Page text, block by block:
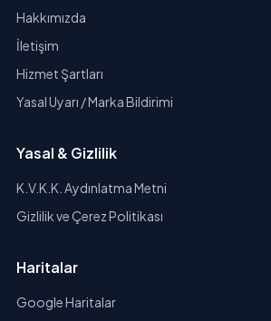
Hakkımızda
İletişim
Hizmet Şartları
Yasal Uyarı / Marka Bildirimi
Yasal & Gizlilik
K.V.K.K. Aydınlatma Metni
Gizlilik ve Çerez Politikası
Haritalar
Google Haritalar